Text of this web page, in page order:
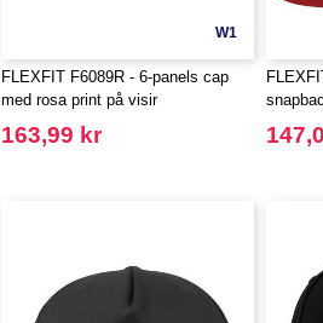
W1
FLEXFIT F6089R - 6-panels cap
med rosa print på visir
163,99 kr